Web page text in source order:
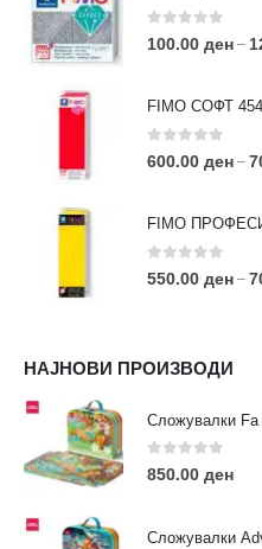
0 out of 5
100.00 ден –
FIMO СОФТ
0out of 5
600.00 ден –
FIMO
0out of 5
550.00 ден –
НАЈНОВИ ПРОИЗВОДИ
Сложувалки Fa
0out of 5
850.00 ден
Сложувалки
АДРЕСА:
ул. 3та Македонска Бригада
ТЕЛЕФОН:
0038977640534
contact@moehobi.mk